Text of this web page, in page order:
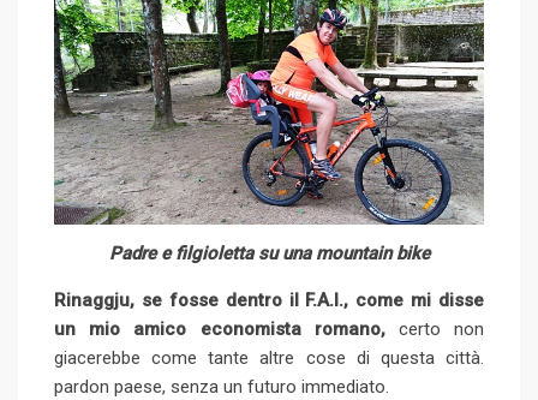
Padre e filgioletta su una mountain bike
Rinaggju, se fosse dentro il F.A.I., come mi disse
un mio amico economista romano,certo non
giacerebbe come tante altre cose di questa città.
pardon paese, senza un futuro immediato.